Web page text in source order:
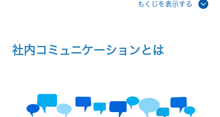
社内コミュニケーションが活性化しない原因
働き方の多様化で対面の機会が減少している
社内コミュニケーションを活性化させるアイデア12
選
もくじを表示する
社内コミュニケーションとは